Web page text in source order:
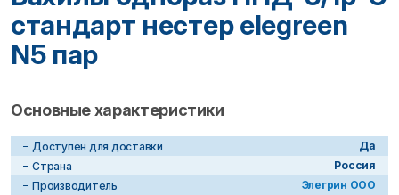
стандарт нестер elegreen
N5 пар
Основные характеристики
Доступен для доставки
Да
Страна
Россия
Производитель
Элегрин ООО